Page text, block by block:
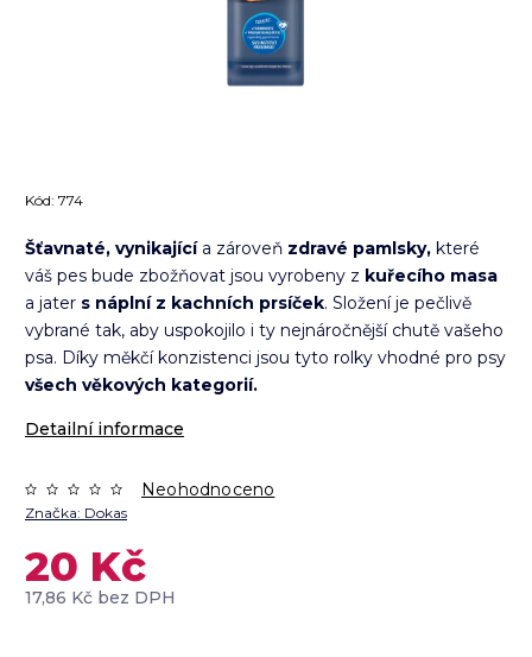
Kód: 774
Šťavnaté, vynikajícía zároveň zdravé pamlsky, které
váš pes bude zbožňovat jsou vyrobeny z kuřecího masa
a jater s náplní z kachních prsíček. Složení je pečlivě
vybrané tak, aby uspokojilo i ty nejnáročnější chutě vašeho
psa. Díky měkčí konzistenci jsou tyto rolky vhodné pro psy
všech věkových kategorií.
Detailní informace
Značka: Dokas
Neohodnoceno
20 Kč
17,86 Kč bez DPH